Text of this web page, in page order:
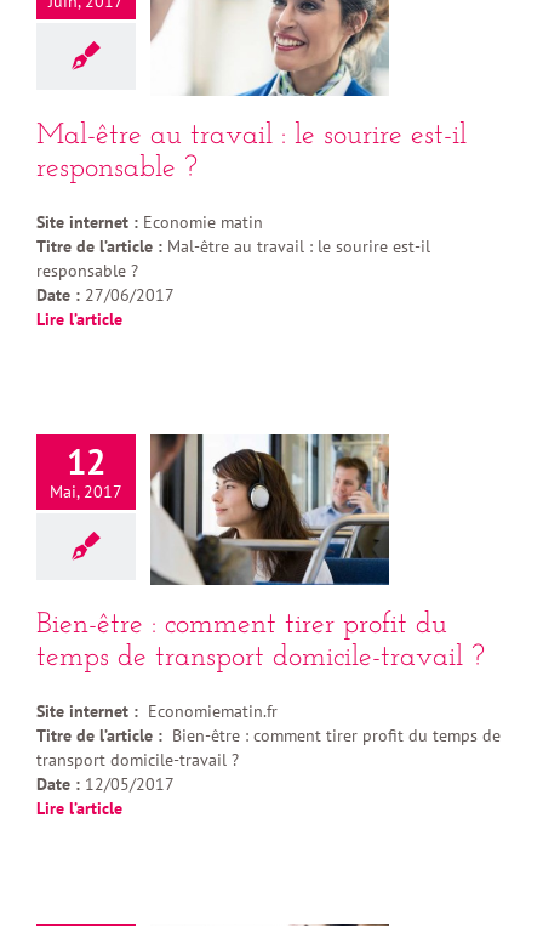
Mal-être au travail : le sourire est-il
responsable ?
Site internet : Economie matin
Titre de l’article : Mal-être au travail : le sourire est-il
responsable ?
Date : 27/06/2017
Lire l’article
12
Mai, 2017
Bien-être : comment tirer profit du
temps de transport domicile-travail ?
Site internet : Economiematin.fr
Titre de l’article : Bien-être : comment tirer profit du temps de
transport domicile-travail ?
Date : 12/05/2017
Lire l’article